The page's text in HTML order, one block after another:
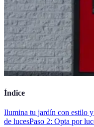
Índice
Ilumina tu jardín con estilo
de lucesPaso 2: Opta por